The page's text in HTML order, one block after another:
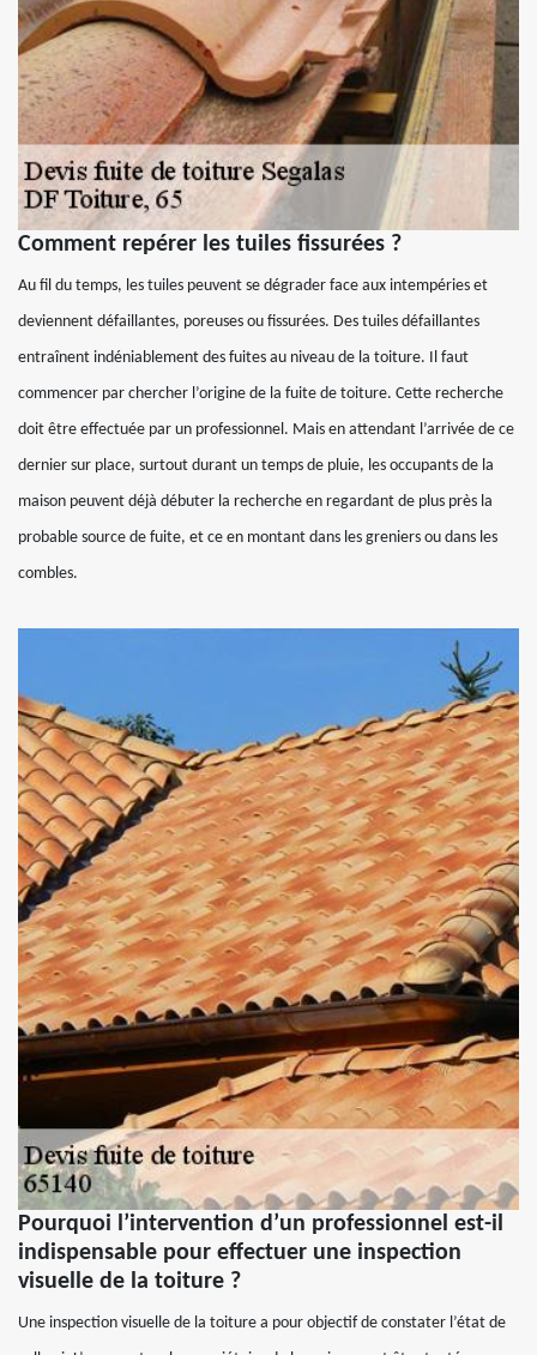
Comment repérer les tuiles fissurées ?
Au fil du temps, les tuiles peuvent se dégrader face aux intempéries et
deviennent défaillantes, poreuses ou fissurées. Des tuiles défaillantes
entraînent indéniablement des fuites au niveau de la toiture. Il faut
commencer par chercher l’origine de la fuite de toiture. Cette recherche
doit être effectuée par un professionnel. Mais en attendant l’arrivée de ce
dernier sur place, surtout durant un temps de pluie, les occupants de la
maison peuvent déjà débuter la recherche en regardant de plus près la
probable source de fuite, et ce en montant dans les greniers ou dans les
combles.
Pourquoi l’intervention d’un professionnel est-il
indispensable pour effectuer une inspection
visuelle de la toiture ?
Une inspection visuelle de la toiture a pour objectif de constater l’état de